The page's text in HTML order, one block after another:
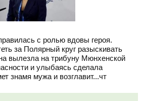
с ролью вдовы героя.
за Полярный круг разыскивать
вылезла на трибуну Мюнхенской
и улыбаясь сделала
знамя мужа и возглавит...чт